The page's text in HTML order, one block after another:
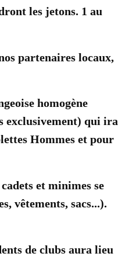
les jetons. 1 au
partenaires locaux,
homogène
exclusivement) qui ira
Hommes et pour
et minimes se
vêtements, sacs...).
de clubs aura lieu